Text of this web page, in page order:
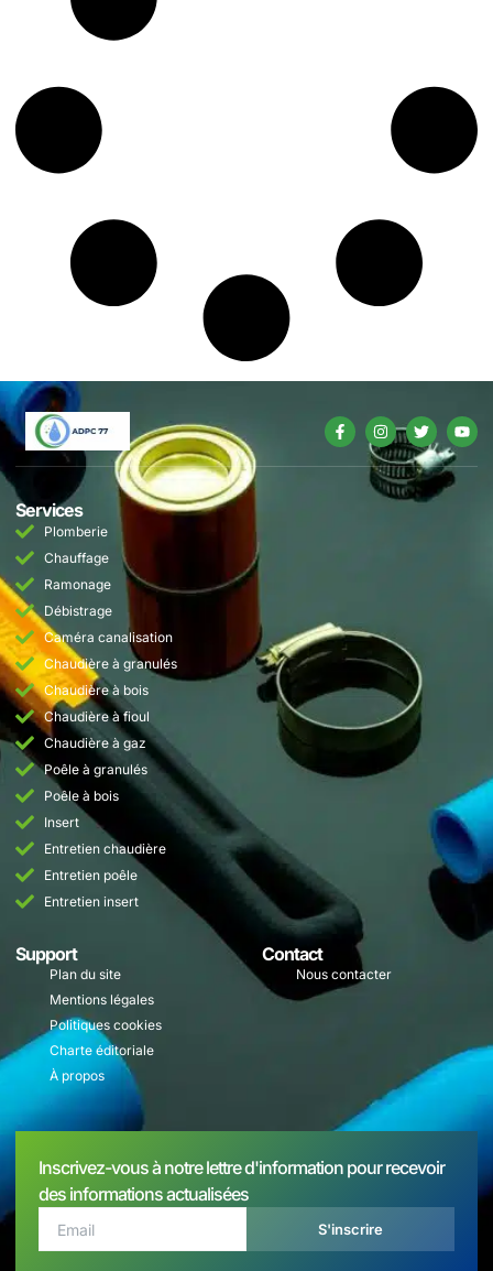
Services
Plomberie
Chauffage
Ramonage
Débistrage
Caméra canalisation
Chaudière à granulés
Chaudière à bois
Chaudière à fioul
Chaudière à gaz
Poêle à granulés
Poêle à bois
Insert
Entretien chaudière
Entretien poêle
Entretien insert
Support
Plan du site
Mentions légales
Politiques cookies
Charte éditoriale
À propos
Contact
Nous contacter
Inscrivez-vous à notre lettre d'information pour recevoir
des informations actualisées
S'inscrire